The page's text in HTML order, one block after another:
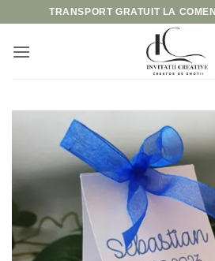
content
TRANSPORT GRATUIT LA